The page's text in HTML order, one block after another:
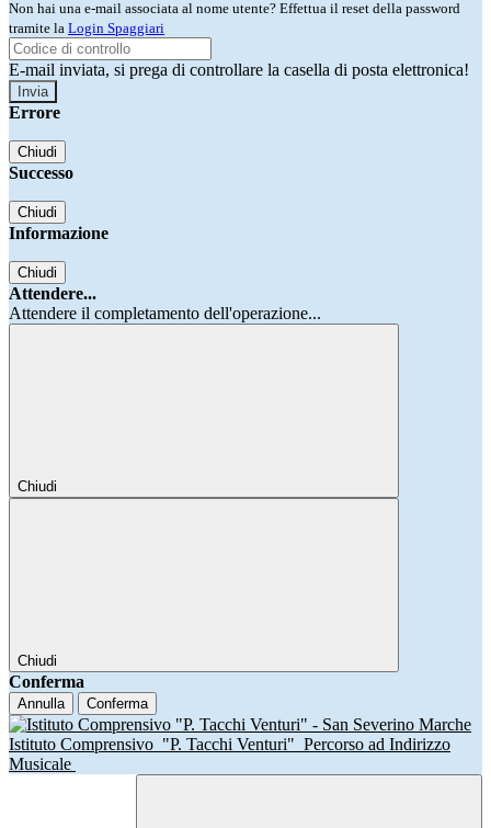
Non hai una e-mail associata al nome utente? Effettua il reset della password
tramite la Login Spaggiari
E-mail inviata, si prega di controllare la casella di posta elettronica!
Errore
Chiudi
Successo
Chiudi
Informazione
Chiudi
Attendere...
Attendere il completamento dell'operazione...
Chiudi
Chiudi
Conferma
Annulla Conferma
Istituto Comprensivo "P. Tacchi Venturi" Percorso ad Indirizzo
Musicale